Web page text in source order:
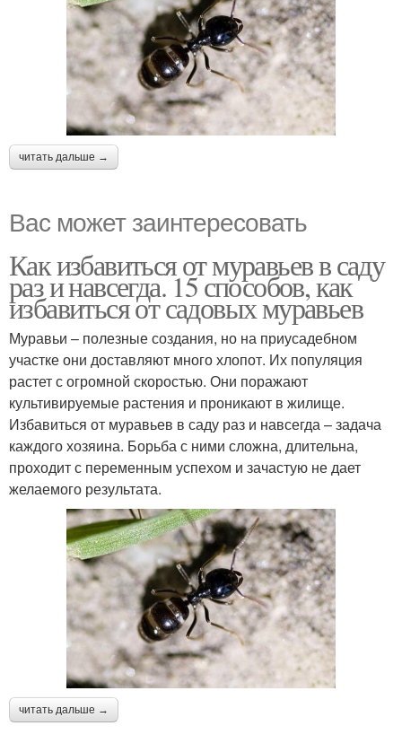
читать дальше →
Вас может заинтересовать
Как избавиться от муравьев в саду
раз и навсегда. 15 способов, как
избавиться от садовых муравьев
Муравьи – полезные создания, но на приусадебном
участке они доставляют много хлопот. Их популяция
растет с огромной скоростью. Они поражают
культивируемые растения и проникают в жилище.
Избавиться от муравьев в саду раз и навсегда – задача
каждого хозяина. Борьба с ними сложна, длительна,
проходит с переменным успехом и зачастую не дает
желаемого результата.
читать дальше →